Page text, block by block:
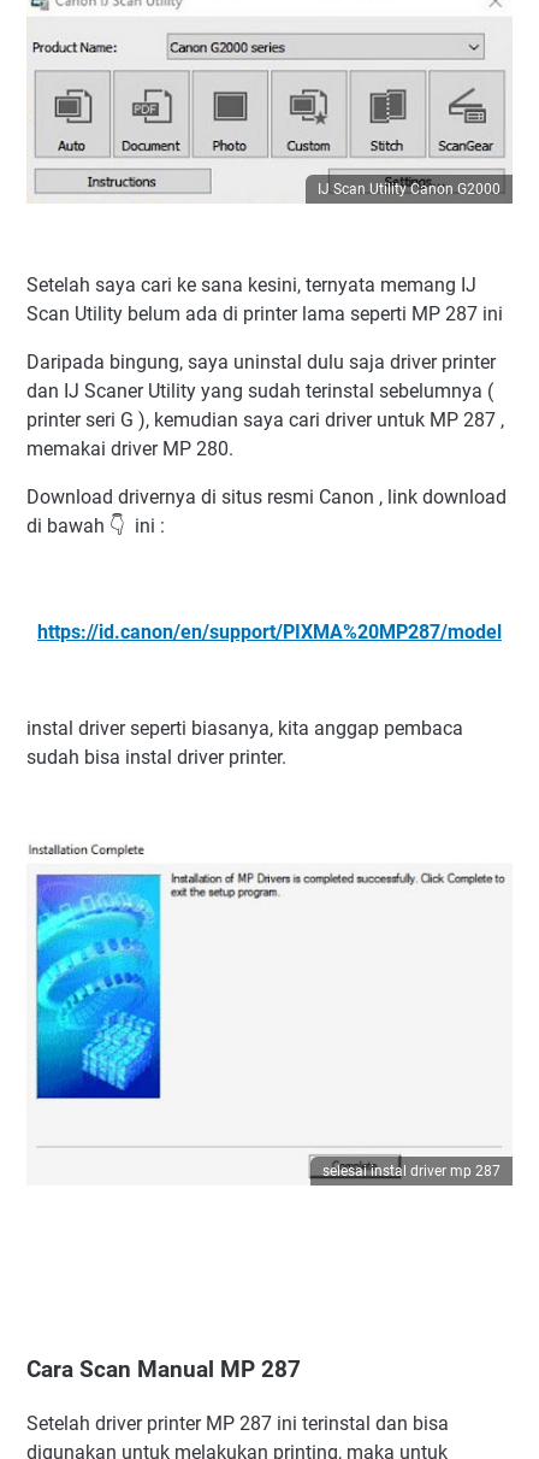
IJ Scan Utility Canon G2000
Setelah saya cari ke sana kesini, ternyata memang IJ
Scan Utility belum ada di printer lama seperti MP 287 ini
Daripada bingung, saya uninstal dulu saja driver printer
dan IJ Scaner Utility yang sudah terinstal sebelumnya (
printer seri G ), kemudian saya cari driver untuk MP 287 ,
memakai driver MP 280.
Download drivernya di situs resmi Canon , link download
di bawah 👇 ini :
https://id.canon/en/support/PIXMA%20MP287/model
instal driver seperti biasanya, kita anggap pembaca
sudah bisa instal driver printer.
selesai instal driver mp 287
Cara Scan Manual MP 287
Setelah driver printer MP 287 ini terinstal dan bisa
digunakan untuk melakukan printing, maka untuk